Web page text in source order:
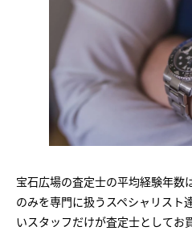
宝石広場の査定士の平均経験年数
のみを専門に扱うスペシャリスト
いスタッフだけが査定士としてお